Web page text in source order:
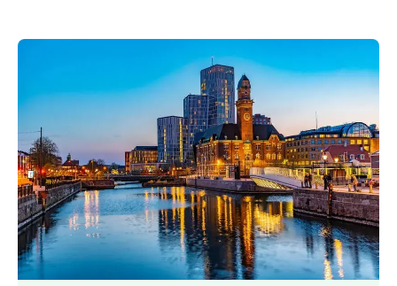
Få hjälp
Välj tillvägagångssätt